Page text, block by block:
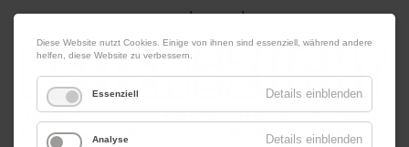
07. August 2026 Impressum|Kontakt|Datenschutz
Diese Website nutzt Cookies. Einige von ihnen sind essenziell, während andere
helfen, diese Website zu verbessern.
Essenziell Details einblenden
Analyse Details einblenden